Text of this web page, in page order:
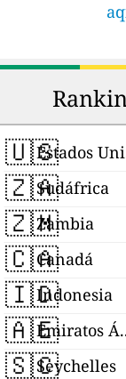
🇺🇸
🇿🇦Sudáfrica
🇿🇲Zambia
🇨🇦Canadá
🇮🇩Indonesia
🇦🇪
🇸🇨Seychelles